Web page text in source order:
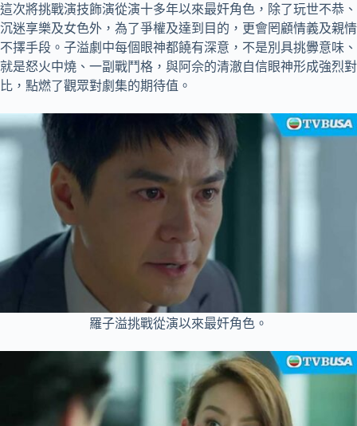
這次將挑戰演技飾演從演十多年以來最奸角色，除了玩世不恭、
沉迷享樂及女色外，為了爭權及達到目的，更會罔顧情義及親情
不擇手段。子溢劇中每個眼神都饒有深意，不是別具挑釁意味、
就是怒火中燒、一副戰鬥格，與阿佘的清澈自信眼神形成強烈對
比，點燃了觀眾對劇集的期待值。
羅子溢挑戰從演以來最奸角色。